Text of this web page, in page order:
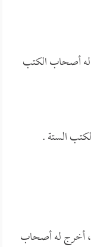
أصحاب الكتب
الستة .
أخرج له أصحاب